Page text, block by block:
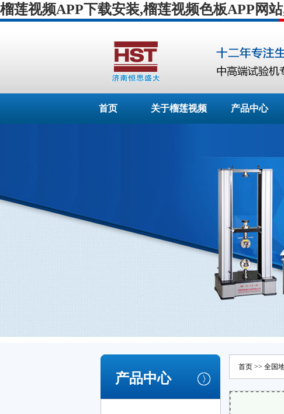
榴莲视频APP下载安装,榴莲视频色板APP网
首页 关于榴莲视频 产品中心
产品中心
首页 >> 全国